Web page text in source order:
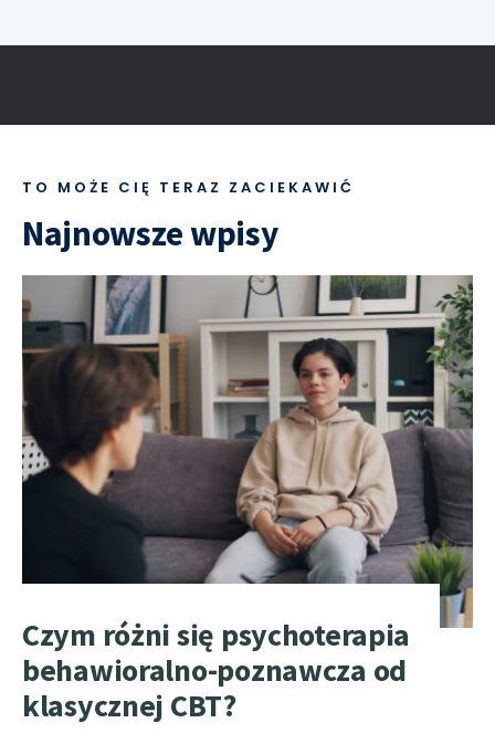
TO MOŻE CIĘ TERAZ ZACIEKAWIĆ
Najnowsze wpisy
Czym różni się psychoterapia
behawioralno-poznawcza od
klasycznej CBT?